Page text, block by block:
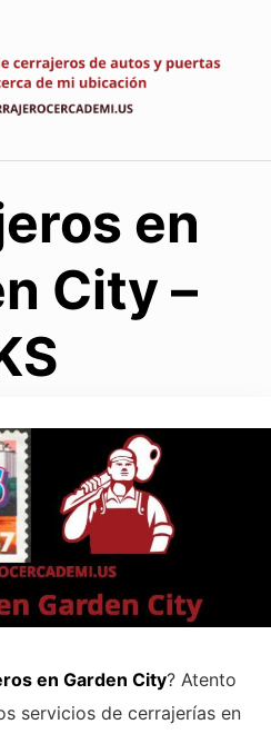
en
City –
en Garden City? Atento
servicios de cerrajerías en